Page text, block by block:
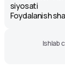
siyosati
Foydalanish
Ishlab